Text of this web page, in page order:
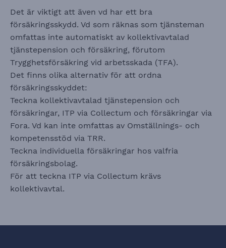
Det är viktigt att även vd har ett bra
försäkringsskydd. Vd som räknas som tjänsteman
omfattas inte automatiskt av kollektivavtalad
tjänstepension och försäkring, förutom
Trygghetsförsäkring vid arbetsskada (TFA).
Det finns olika alternativ för att ordna
försäkringsskyddet:
Teckna kollektivavtalad tjänstepension och
försäkringar, ITP via Collectum och försäkringar via
Fora. Vd kan inte omfattas av Omställnings- och
kompetensstöd via TRR.
Teckna individuella försäkringar hos valfria
försäkringsbolag.
För att teckna ITP via Collectum krävs
kollektivavtal.